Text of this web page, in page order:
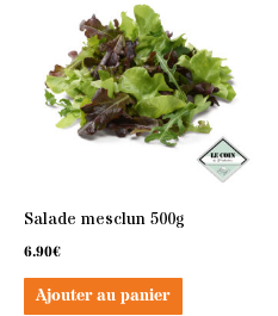
Salade mesclun 500g
6.90€
Ajouter au panier